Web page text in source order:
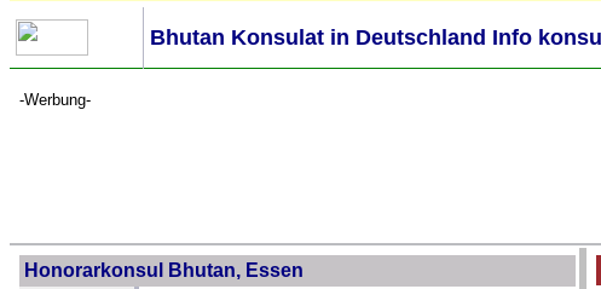
Bhutan Konsulat in Deutschland Info
-Werbung-
Honorarkonsul Bhutan, Essen